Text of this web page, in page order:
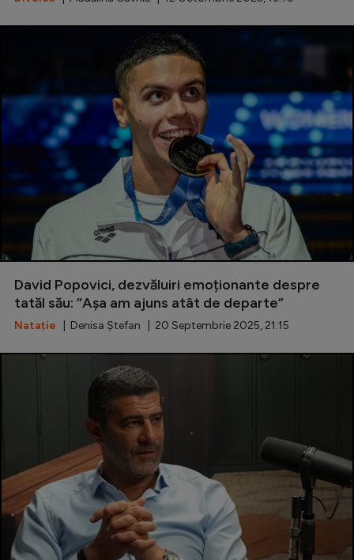
David Popovici, dezvăluiri emoționante despre
tatăl său: ”Așa am ajuns atât de departe”
Natație | Denisa Ștefan | 20 Septembrie 2025, 21:15